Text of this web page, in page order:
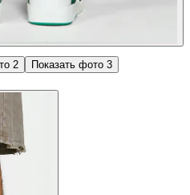
2 Показать фото 3